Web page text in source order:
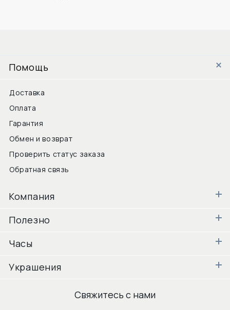
Помощь
Доставка
Оплата
Гарантия
Обмен и возврат
Проверить статус заказа
Обратная связь
Компания
Полезно
Часы
Украшения
Свяжитесь с нами